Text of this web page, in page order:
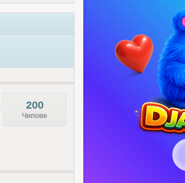
200
Чипове